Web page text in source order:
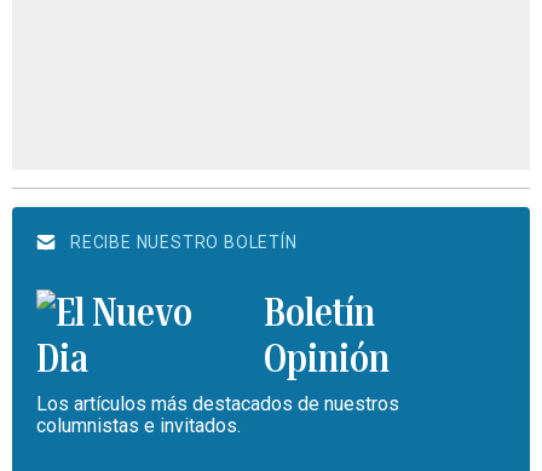
RECIBE NUESTRO BOLETÍN
Boletín
Opinión
Los artículos más destacados de nuestros
columnistas e invitados.